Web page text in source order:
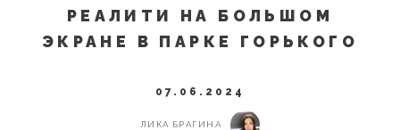
РЕАЛИТИ НА БОЛЬШОМ
ЭКРАНЕ В ПАРКЕ ГОРЬКОГО
07.06.2024
ЛИКА БРАГИНА